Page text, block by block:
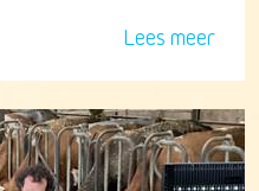
Lees meer